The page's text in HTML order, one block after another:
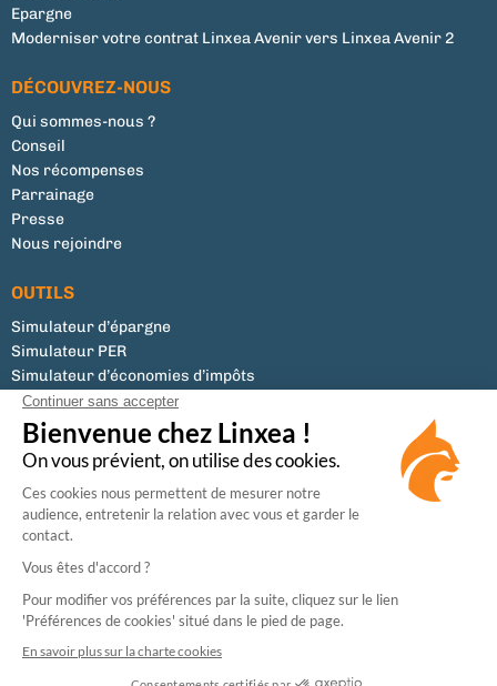
Epargne
Moderniser votre contrat Linxea Avenir vers Linxea Avenir 2
DÉCOUVREZ-NOUS
Qui sommes-nous ?
Conseil
Nos récompenses
Parrainage
Presse
Nous rejoindre
OUTILS
Simulateur d’épargne
Simulateur PER
Simulateur d’économies d’impôts
Tous les documents
Liste des supports
Modifier mes préférences de cookies
Conseiller en Investissements Financiers (CIF)
Membre de la CNCGP, association professionnelle agréée par l’Autorité des Marchés
Financiers (AMF).
par l’Autorité de Contrôle Prudentiel et de Résolution (ACPR).